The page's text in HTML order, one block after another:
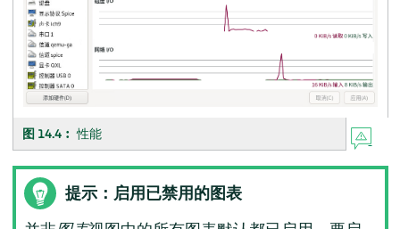
图 14.4︰性能
提示：启用已禁用的图表